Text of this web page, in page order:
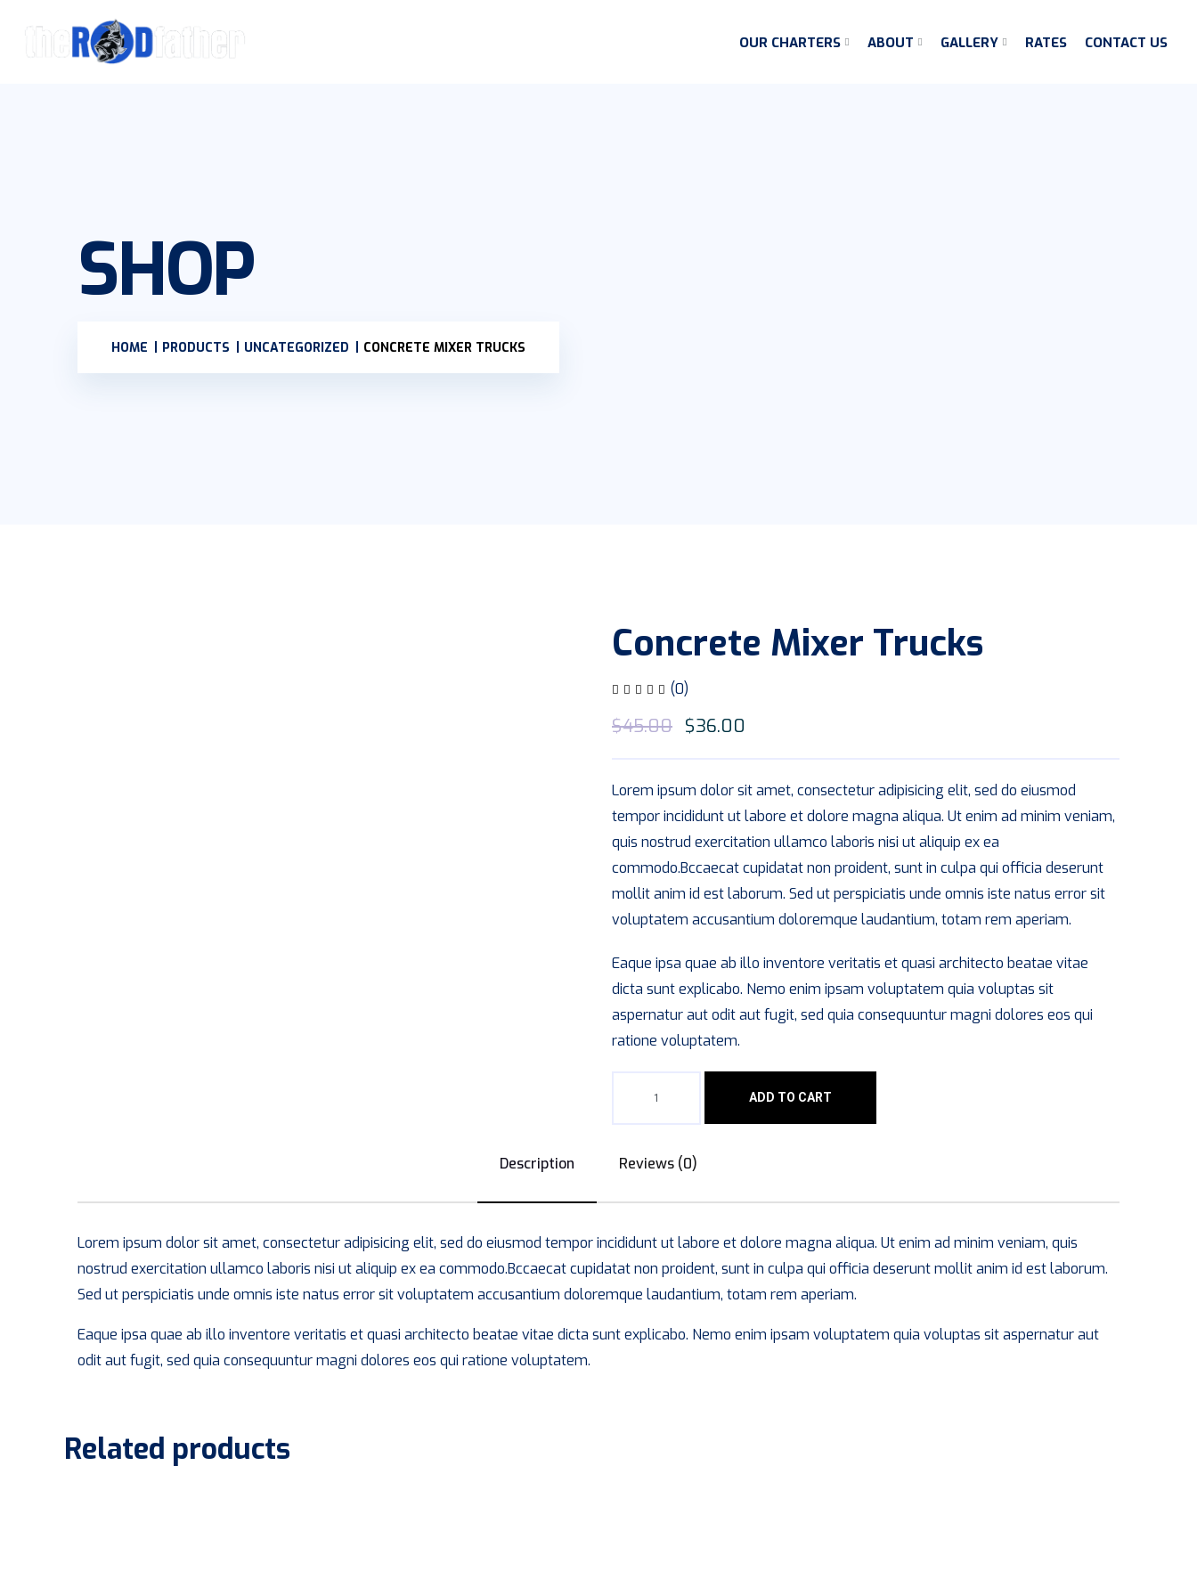
OUR CHARTERS ABOUT GALLERY RATES CONTACT US
SHOP
HOME PRODUCTS UNCATEGORIZED CONCRETE MIXER TRUCKS
Concrete Mixer Trucks
(0)
$45.00 $36.00
Lorem ipsum dolor sit amet, consectetur adipisicing elit, sed do eiusmod
tempor incididunt ut labore et dolore magna aliqua. Ut enim ad minim veniam,
quis nostrud exercitation ullamco laboris nisi ut aliquip ex ea
commodo.Bccaecat cupidatat non proident, sunt in culpa qui officia deserunt
mollit anim id est laborum. Sed ut perspiciatis unde omnis iste natus error sit
voluptatem accusantium doloremque laudantium, totam rem aperiam.
Eaque ipsa quae ab illo inventore veritatis et quasi architecto beatae vitae
dicta sunt explicabo. Nemo enim ipsam voluptatem quia voluptas sit
aspernatur aut odit aut fugit, sed quia consequuntur magni dolores eos qui
ratione voluptatem.
ADD TO CART
Description Reviews (0)
Lorem ipsum dolor sit amet, consectetur adipisicing elit, sed do eiusmod tempor incididunt ut labore et dolore magna aliqua. Ut enim ad minim veniam, quis
nostrud exercitation ullamco laboris nisi ut aliquip ex ea commodo.Bccaecat cupidatat non proident, sunt in culpa qui officia deserunt mollit anim id est laborum.
Sed ut perspiciatis unde omnis iste natus error sit voluptatem accusantium doloremque laudantium, totam rem aperiam.
Eaque ipsa quae ab illo inventore veritatis et quasi architecto beatae vitae dicta sunt explicabo. Nemo enim ipsam voluptatem quia voluptas sit aspernatur aut
odit aut fugit, sed quia consequuntur magni dolores eos qui ratione voluptatem.
Related products